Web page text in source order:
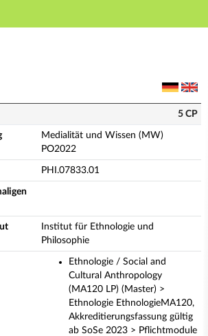
Hauptnavigation
und Wissen (MW)
5 CP
Medialität und Wissen (MW)
PO2022
PHI.07833.01
Institut für Ethnologie und
Philosophie
Ethnologie / Social and
Cultural Anthropology
(MA120 LP) (Master) >
Ethnologie EthnologieMA120,
Akkreditierungsfassung gültig
ab SoSe 2023 > Pflichtmodule